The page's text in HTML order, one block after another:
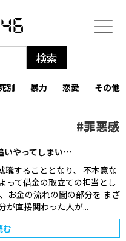
別 暴力 恋愛 その他
#罪悪感
いやってしまい…
職することとなり、 不本意な
って借金の取立ての担当とし
お金の流れの闇の部分を まざ
が直接関わった人が...
む